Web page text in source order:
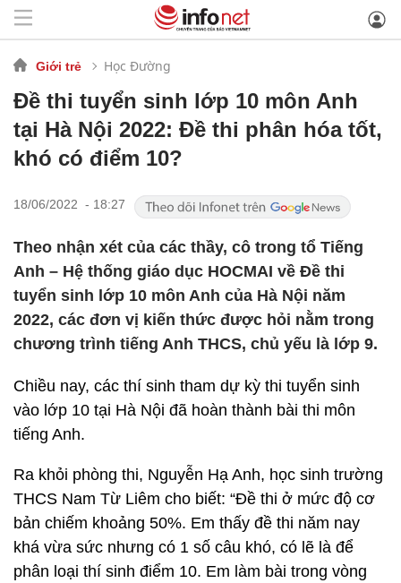
Giới trẻ Học Đường
Đề thi tuyển sinh lớp 10 môn Anh
tại Hà Nội 2022: Đề thi phân hóa tốt,
khó có điểm 10?
18/06/2022 - 18:27
Theo nhận xét của các thầy, cô trong tổ Tiếng
Anh – Hệ thống giáo dục HOCMAI về Đề thi
tuyển sinh lớp 10 môn Anh của Hà Nội năm
2022, các đơn vị kiến thức được hỏi nằm trong
chương trình tiếng Anh THCS, chủ yếu là lớp 9.
Chiều nay, các thí sinh tham dự kỳ thi tuyển sinh
vào lớp 10 tại Hà Nội đã hoàn thành bài thi môn
tiếng Anh.
Ra khỏi phòng thi, Nguyễn Hạ Anh, học sinh trường
THCS Nam Từ Liêm cho biết: “Đề thi ở mức độ cơ
bản chiếm khoảng 50%. Em thấy đề thi năm nay
khá vừa sức nhưng có 1 số câu khó, có lẽ là để
phân loại thí sinh điểm 10. Em làm bài trong vòng